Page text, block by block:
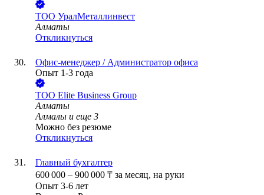
ТОО УралМеталлинвест
Алматы
Откликнуться
Офис-менеджер / Администратор офиса
Опыт 1-3 года
ТОО Elite Business Group
Алматы
Алмалы и еще 3
Можно без резюме
Откликнуться
Главный бухгалтер
600 000 – 900 000 ₸ за месяц, на руки
Опыт 3-6 лет